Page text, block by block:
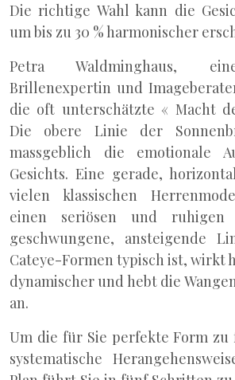
Die richtige Wahl kann die
um bis zu 30 % harmonischer
Petra Waldminghaus,
Brillenexpertin und
die oft unterschätzte « Macht
Die obere Linie der
massgeblich die emotionale
Gesichts. Eine gerade,
vielen klassischen
einen seriösen und ruhigen
geschwungene, ansteigende
Cateye-Formen typisch ist, wirkt
dynamischer und hebt die
an.
Um die für Sie perfekte Form
systematische